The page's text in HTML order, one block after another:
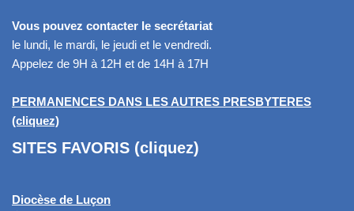
Vous pouvez contacter le secrétariat
le lundi, le mardi, le jeudi et le vendredi.
Appelez de 9H à 12H et de 14H à 17H
PERMANENCES DANS LES AUTRES PRESBYTERES
(cliquez)
SITES FAVORIS (cliquez)
Diocèse de Luçon